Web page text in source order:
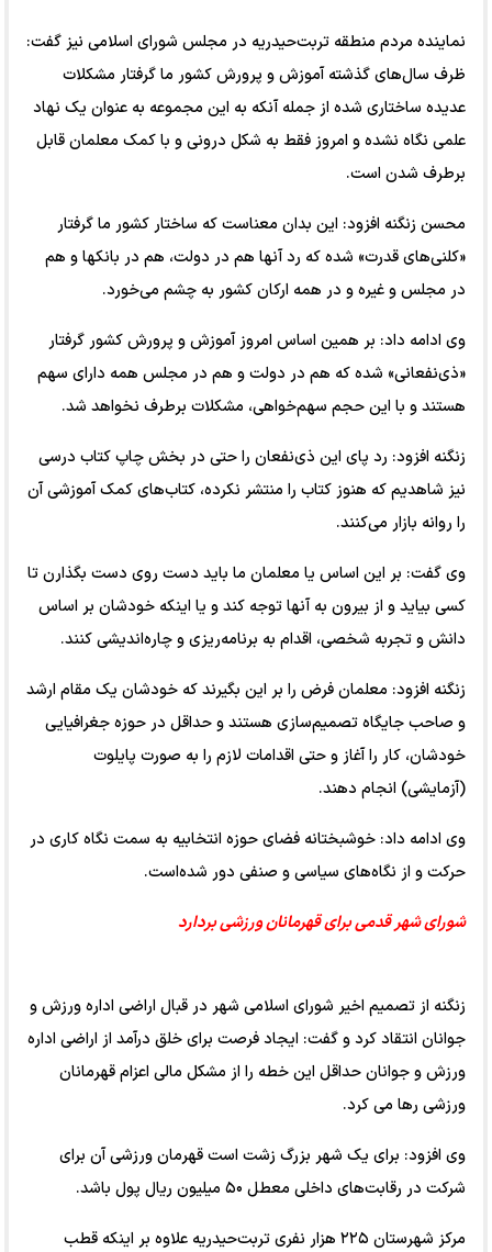
نماینده مردم منطقه تربت‌حیدریه در مجلس شورای اسلامی نیز گفت:
ظرف سال‌های گذشته آموزش و پرورش کشور ما گرفتار مشکلات
عدیده ساختاری شده از جمله آنکه به این مجموعه به عنوان یک نهاد
علمی نگاه نشده و امروز فقط به شکل درونی و با کمک معلمان قابل
برطرف شدن است.
محسن زنگنه افزود: این بدان معناست که ساختار کشور ما گرفتار
«کلنی‌های قدرت» شده که رد آنها هم در دولت، هم در بانکها و هم
در مجلس و غیره و در همه ارکان کشور به چشم می‌خورد.
وی ادامه داد: بر همین اساس امروز آموزش و پرورش کشور گرفتار
«ذی‌نفعانی» شده که هم در دولت و هم در مجلس همه دارای سهم
هستند و با این حجم سهم‌خواهی، مشکلات برطرف نخواهد شد.
زنگنه افزود: رد پای این ذی‌نفعان را حتی در بخش چاپ کتاب درسی
نیز شاهدیم که هنوز کتاب را منتشر نکرده، کتاب‌های کمک آموزشی آن
را روانه بازار می‌کنند.
وی گفت: بر این اساس یا معلمان ما باید دست روی دست بگذارن تا
کسی بیاید و از بیرون به آنها توجه کند و یا اینکه خودشان بر اساس
دانش و تجربه شخصی، اقدام به برنامه‌ریزی و چاره‌اندیشی کنند.
زنگنه افزود: معلمان فرض را بر این بگیرند که خودشان یک مقام ارشد
و صاحب جایگاه تصمیم‌سازی هستند و حداقل در حوزه جغرافیایی
خودشان، کار را آغاز و حتی اقدامات لازم را به صورت پایلوت
(آزمایشی) انجام دهند.
وی ادامه داد: خوشبختانه فضای حوزه انتخابیه به سمت نگاه کاری در
حرکت و از نگاه‌های سیاسی و صنفی دور شده‌است.
شورای شهر قدمی برای قهرمانان ورزشی بردارد
زنگنه از تصمیم اخیر شورای اسلامی شهر در قبال اراضی اداره ورزش و
جوانان انتقاد کرد و گفت: ایجاد فرصت برای خلق درآمد از اراضی اداره
ورزش و جوانان حداقل این خطه را از مشکل مالی اعزام قهرمانان
ورزشی رها می‌ کرد.
وی افزود: برای یک شهر بزرگ زشت است قهرمان ورزشی آن برای
شرکت در رقابت‌های داخلی معطل ۵۰ میلیون ریال پول باشد.
مرکز شهرستان ۲۲۵ هزار نفری تربت‌حیدریه علاوه بر اینکه قطب